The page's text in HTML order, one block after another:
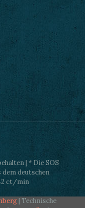
| * Die SOS
deutschen
ct/min
| Technische